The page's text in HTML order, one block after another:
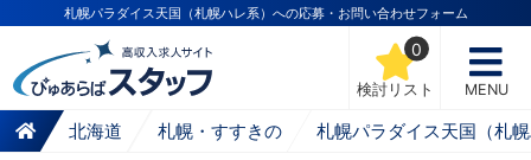
札幌パラダイス天国（札幌ハレ系）への応募・お問い合わせフォーム
検討リスト
0
MENU
北海道 札幌・すすきの 札幌パラダイス天国（札